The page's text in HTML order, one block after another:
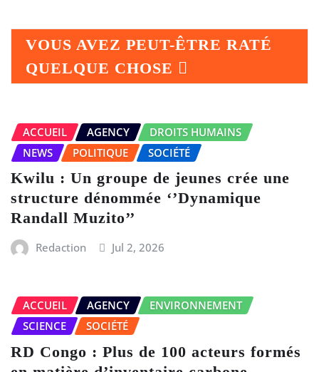
VOUS AVEZ PEUT-ÊTRE RATÉ
QUELQUE CHOSE
ACCUEIL AGENCY
DROITS HUMAINS
NEWS
POLITIQUE SOCIÉTÉ
Kwilu : Un groupe de jeunes crée une
structure dénommée ‘’Dynamique
Randall Muzito’’
Redaction Jul 2, 2026
ACCUEIL AGENCY
ENVIRONNEMENT
SCIENCE
SOCIÉTÉ
RD Congo : Plus de 100 acteurs formés